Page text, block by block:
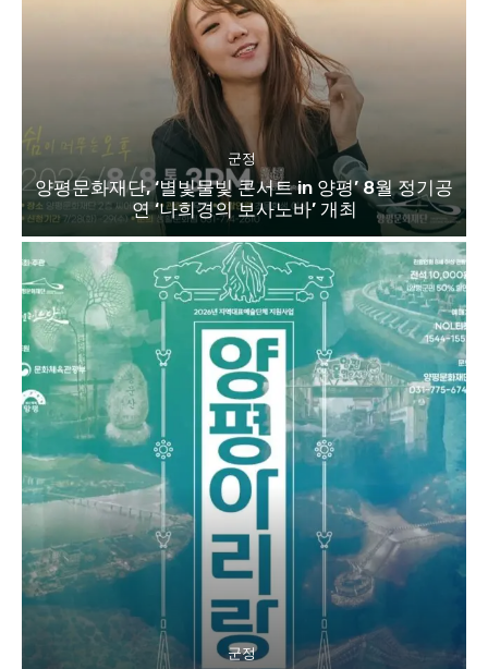
군정
양평문화재단, ‘별빛물빛 콘서트 in 양평’ 8월 정기공
연 ‘나희경의 보사노바’ 개최
군정